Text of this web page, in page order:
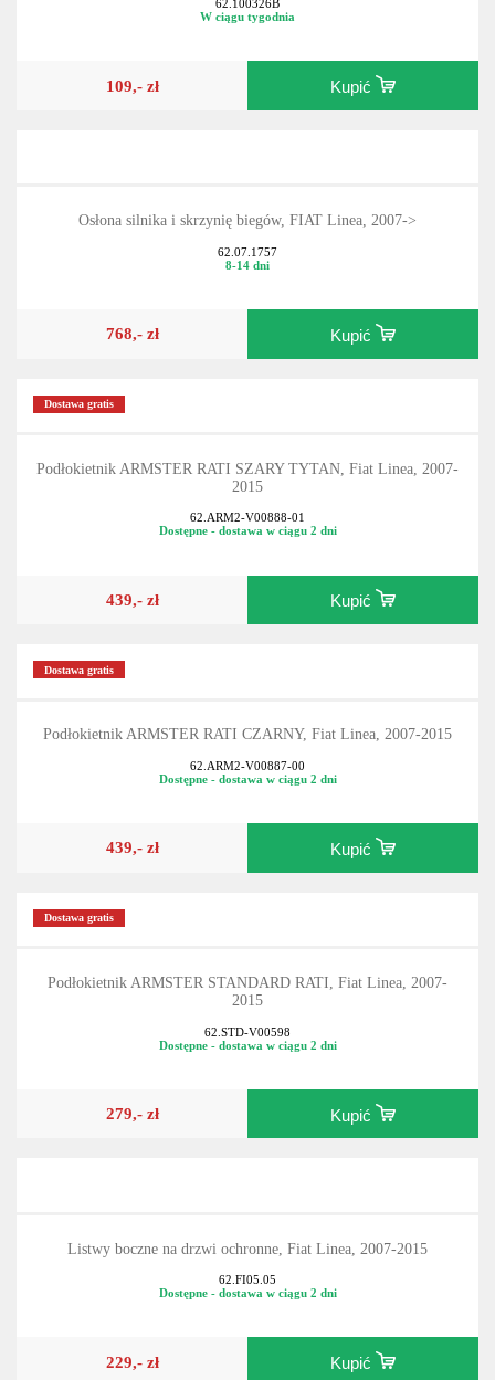
62.100326B
W ciągu tygodnia
109,- zł Kupić
Osłona silnika i skrzynię biegów, FIAT Linea, 2007->
62.07.1757
8-14 dni
768,- zł Kupić
Dostawa gratis
Podłokietnik ARMSTER RATI SZARY TYTAN, Fiat Linea, 2007-
2015
62.ARM2-V00888-01
Dostępne - dostawa w ciągu 2 dni
439,- zł Kupić
Dostawa gratis
Podłokietnik ARMSTER RATI CZARNY, Fiat Linea, 2007-2015
62.ARM2-V00887-00
Dostępne - dostawa w ciągu 2 dni
439,- zł Kupić
Dostawa gratis
Podłokietnik ARMSTER STANDARD RATI, Fiat Linea, 2007-
2015
62.STD-V00598
Dostępne - dostawa w ciągu 2 dni
279,- zł Kupić
Listwy boczne na drzwi ochronne, Fiat Linea, 2007-2015
62.FI05.05
Dostępne - dostawa w ciągu 2 dni
229,- zł Kupić